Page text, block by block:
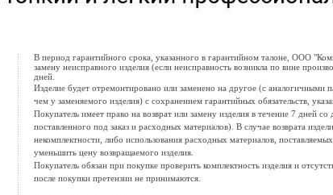
В период гарантийного срока, указанного в гарантийном талоне, ООО
замену неисправного изделия (если неисправность возникла по вине
дней.
Изделие будет отремонтировано или заменено на другое (с аналогичными
чем у заменяемого изделия) с сохранением гарантийных обязательств,
Покупатель имеет право на возврат или замену изделия в течение 7 дней
поставленного под заказ и расходных материалов). В случае возврата
некомплектности, либо использования расходных материалов,
уменьшить цену возвращаемого изделия.
Покупатель обязан при покупке проверить комплектность изделия и
после покупки претензии не принимаются.